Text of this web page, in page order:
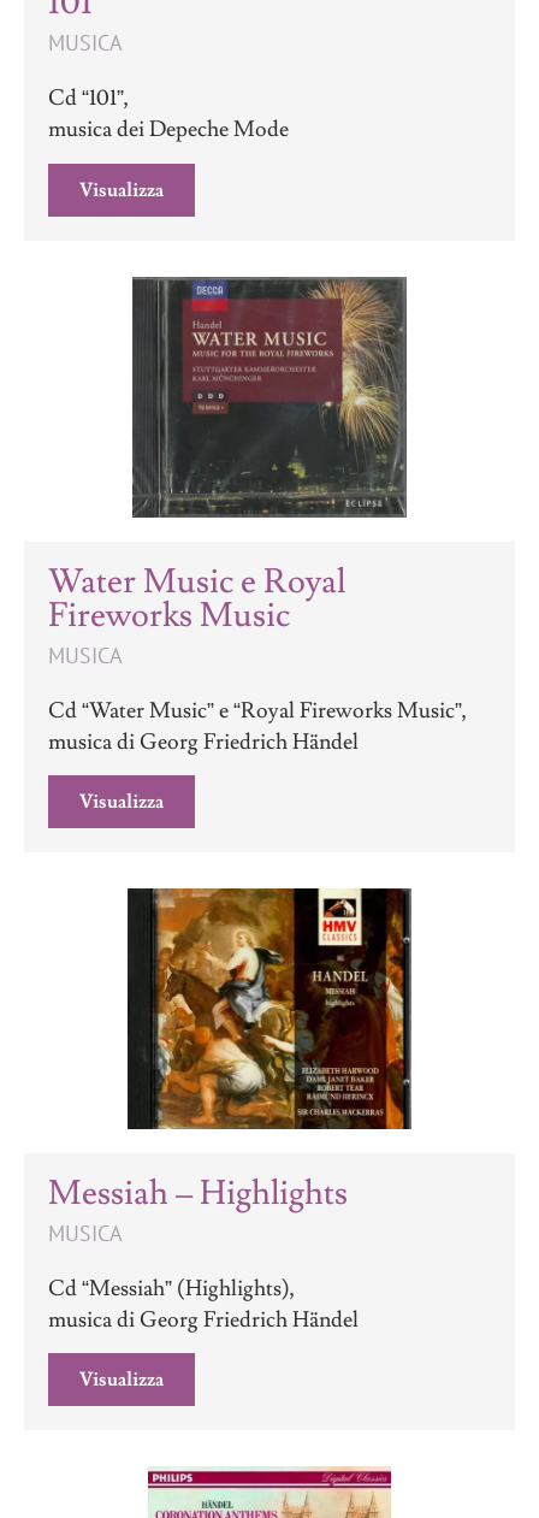
MUSICA
Cd “101”,
musica dei Depeche Mode
Visualizza
Water Music e Royal
Fireworks Music
MUSICA
Cd “Water Music” e “Royal Fireworks Music”,
musica di Georg Friedrich Händel
Visualizza
Messiah – Highlights
MUSICA
Cd “Messiah” (Highlights),
musica di Georg Friedrich Händel
Visualizza